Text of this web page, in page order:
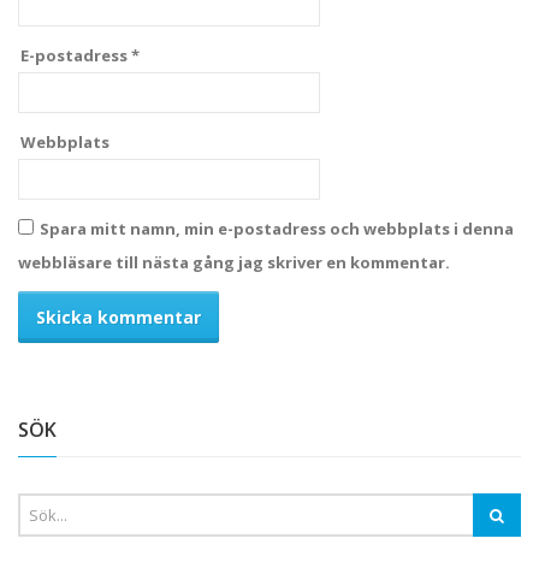
E-postadress*
Webbplats
Spara mitt namn, min e-postadress och webbplats i denna
webbläsare till nästa gång jag skriver en kommentar.
SÖK